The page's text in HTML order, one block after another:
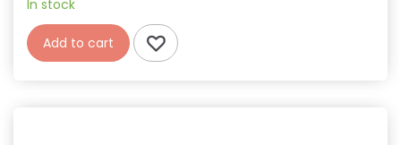
In stock
Add to cart